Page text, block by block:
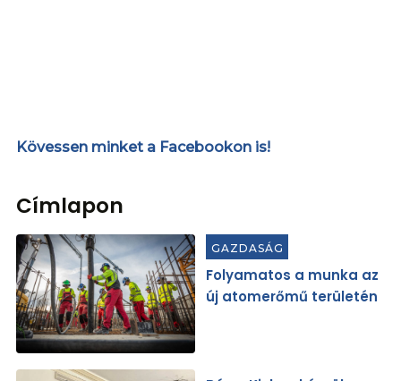
Kövessen minket a Facebookon is!
Címlapon
GAZDASÁG
Folyamatos a munka az
új atomerőmű területén